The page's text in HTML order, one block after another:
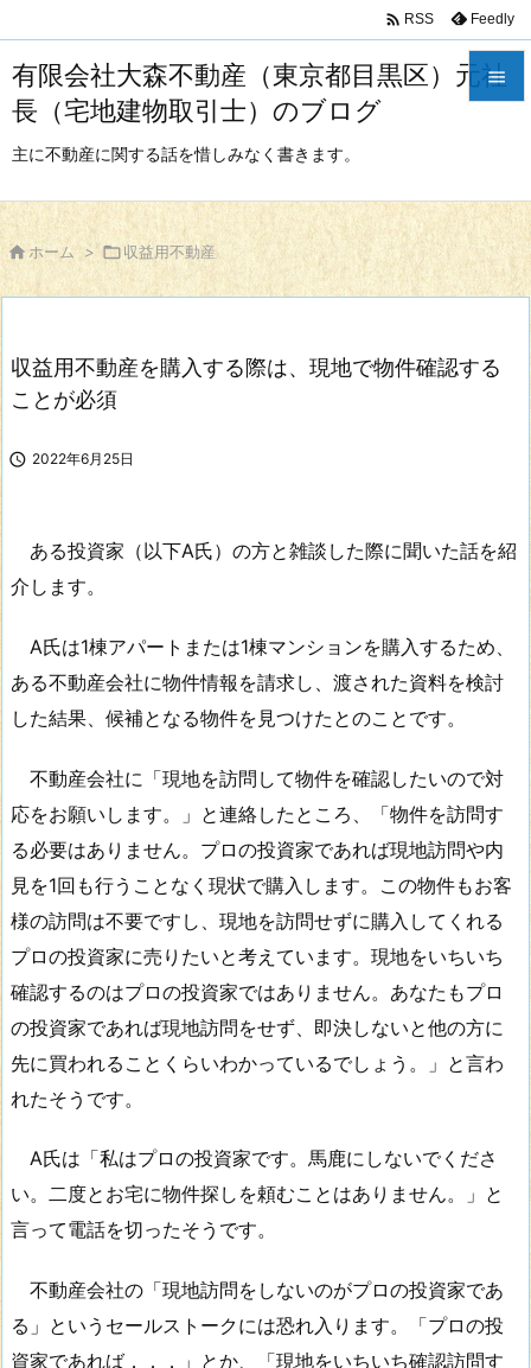
有限会社大森不動産（東京都目黒区）元社
長（宅地建物取引士）のブログ
主に不動産に関する話を惜しみなく書きます。

サイド

前へ

 RSS Feedly
 ホーム > 収益用不動産
収益用不動産を購入する際は、現地で物件確認する
ことが必須
 2022年6月25日
ある投資家（以下A氏）の方と雑談した際に聞いた話を紹
介します。
A氏は1棟アパートまたは1棟マンションを購入するため、
ある不動産会社に物件情報を請求し、渡された資料を検討
した結果、候補となる物件を見つけたとのことです。
不動産会社に「現地を訪問して物件を確認したいので対
応をお願いします。」と連絡したところ、「物件を訪問す
る必要はありません。プロの投資家であれば現地訪問や内
見を1回も行うことなく現状で購入します。この物件もお客
様の訪問は不要ですし、現地を訪問せずに購入してくれる
プロの投資家に売りたいと考えています。現地をいちいち
確認するのはプロの投資家ではありません。あなたもプロ
の投資家であれば現地訪問をせず、即決しないと他の方に
先に買われることくらいわかっているでしょう。」と言わ
れたそうです。
A氏は「私はプロの投資家です。馬鹿にしないでくださ
い。二度とお宅に物件探しを頼むことはありません。」と
言って電話を切ったそうです。
不動産会社の「現地訪問をしないのがプロの投資家であ
る」というセールストークには恐れ入ります。「プロの投
資家であれば．．．」とか、「現地をいちいち確認訪問す